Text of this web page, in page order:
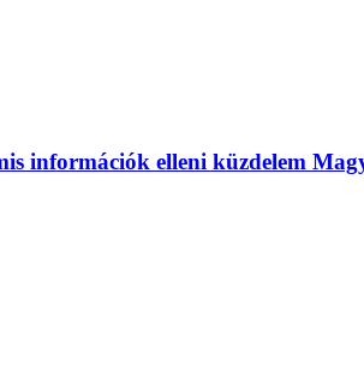
információk elleni küzdelem